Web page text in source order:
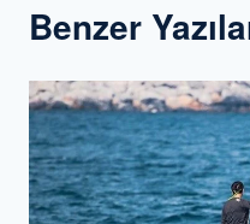
Benzer